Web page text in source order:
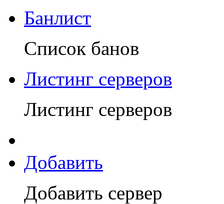
Банлист
Список банов
Листинг серверов
Листинг серверов
Добавить
Добавить сервер